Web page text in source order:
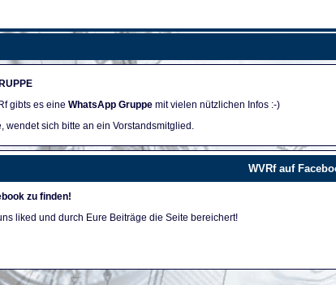
gibts es eine WhatsApp Gruppe mit vielen nützlichen Infos :-)
wendet sich bitte an ein Vorstandsmitglied.
WVRf auf
zu finden!
liked und durch Eure Beiträge die Seite bereichert!